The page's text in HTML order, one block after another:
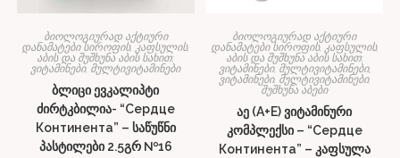
ბიოლოგიურად აქტიური
დანამატები სიროფის, კაფსულის,
აბის და შუშხუნა აბის სახით;
ვიტამინები, მულტივიტამინები
ბლიცი ევკალიპტი
ძირტკბილია- “Сердце
Континента” – საწუწნი
პასტილები 2.5გრ №16
ბიოლოგიურად აქტიური
დანამატები სიროფის, კაფსულის,
აბის და შუშხუნა აბის სახით;
ვიტამინები, მულტივიტამინები,
ვიტამინები, მულტივიტამინები,
შუშხუნა აბები
აე (A+E) ვიტამინური
კომპლექსი – “Сердце
Континента” – კაფსულა